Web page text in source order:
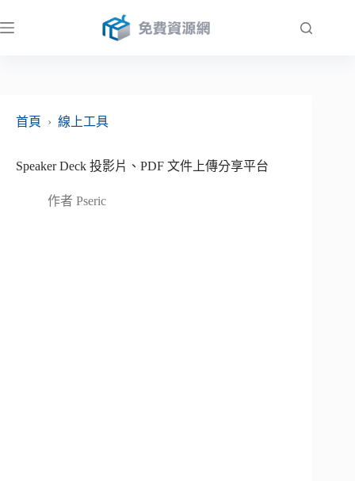
至
首頁
› 線上工具
Speaker Deck 投影片、PDF 文件上傳分享平台
作者 Pseric